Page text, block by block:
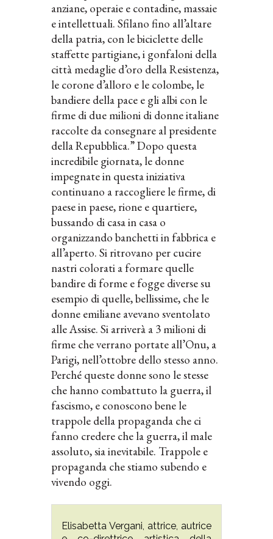
anziane, operaie e contadine, massaie
e intellettuali. Sfilano fino all’altare
della patria, con le biciclette delle
staffette partigiane, i gonfaloni della
città medaglie d’oro della Resistenza,
le corone d’alloro e le colombe, le
bandiere della pace e gli albi con le
firme di due milioni di donne italiane
raccolte da consegnare al presidente
della Repubblica.” Dopo questa
incredibile giornata, le donne
impegnate in questa iniziativa
continuano a raccogliere le firme, di
paese in paese, rione e quartiere,
bussando di casa in casa o
organizzando banchetti in fabbrica e
all’aperto. Si ritrovano per cucire
nastri colorati a formare quelle
bandire di forme e fogge diverse su
esempio di quelle, bellissime, che le
donne emiliane avevano sventolato
alle Assise. Si arriverà a 3 milioni di
firme che verrano portate all’Onu, a
Parigi, nell’ottobre dello stesso anno.
Perché queste donne sono le stesse
che hanno combattuto la guerra, il
fascismo, e conoscono bene le
trappole della propaganda che ci
fanno credere che la guerra, il male
assoluto, sia inevitabile. Trappole e
propaganda che stiamo subendo e
vivendo oggi.
Elisabetta Vergani, attrice, autrice